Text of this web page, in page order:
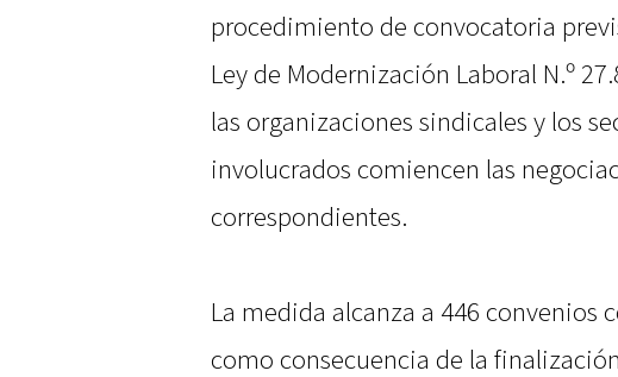
procedimiento de convocatoria
Ley de Modernización Laboral N.º
las organizaciones sindicales y los
involucrados comiencen las
correspondientes.
La medida alcanza a 446 convenios
como consecuencia de la